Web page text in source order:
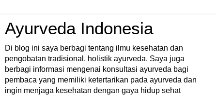
Ayurveda Indonesia
Di blog ini saya berbagi tentang ilmu kesehatan dan
pengobatan tradisional, holistik ayurveda. Saya juga
berbagi informasi mengenai konsultasi ayurveda bagi
pembaca yang memiliki ketertarikan pada ayurveda dan
ingin menjaga kesehatan dengan gaya hidup sehat